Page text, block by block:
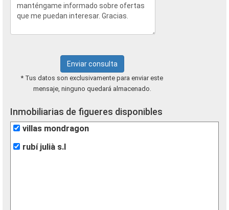
Enviar consulta
* Tus datos son exclusivamente para enviar este
mensaje, ninguno quedará almacenado.
Inmobiliarias de figueres disponibles
villas mondragon
rubí julià s.l